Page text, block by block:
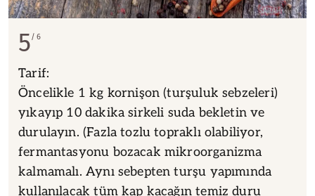
5 6
Tarif:
Öncelikle 1 kg kornişon (turşuluk sebzeleri)
yıkayıp 10 dakika sirkeli suda bekletin ve
durulayın. (Fazla tozlu topraklı olabiliyor,
fermantasyonu bozacak mikroorganizma
kalmamalı. Aynı sebepten turşu yapımında
kullanılacak tüm kap kacağın temiz duru